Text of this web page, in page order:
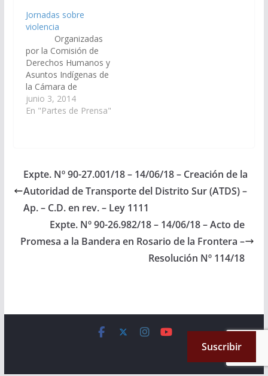
Jornadas sobre
violencia
Organizadas
por la Comisión de
Derechos Humanos y
Asuntos Indígenas de
la Cámara de
Senadores, se
realizarán mañana
a horas 9:00, abiertas
al público. El
motivo de las mismas
es conocer y analizar
junio 3, 2014
En "Partes de Prensa"
Expte. Nº 90-27.001/18 – 14/06/18 – Creación de la
Autoridad de Transporte del Distrito Sur (ATDS) –
Ap. – C.D. en rev. – Ley 1111
Expte. Nº 90-26.982/18 – 14/06/18 – Acto de
Promesa a la Bandera en Rosario de la Frontera –
Resolución Nº 114/18
. All rights reserved.
by ThemeGrill. Powered byWordPress.
Suscribir